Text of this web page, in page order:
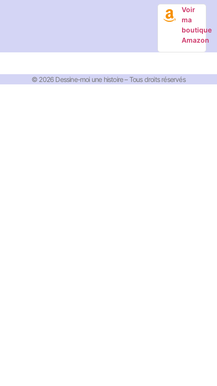
Voir
ma
boutique
Amazon
© 2026 Dessine-moi une histoire – Tous droits réservés